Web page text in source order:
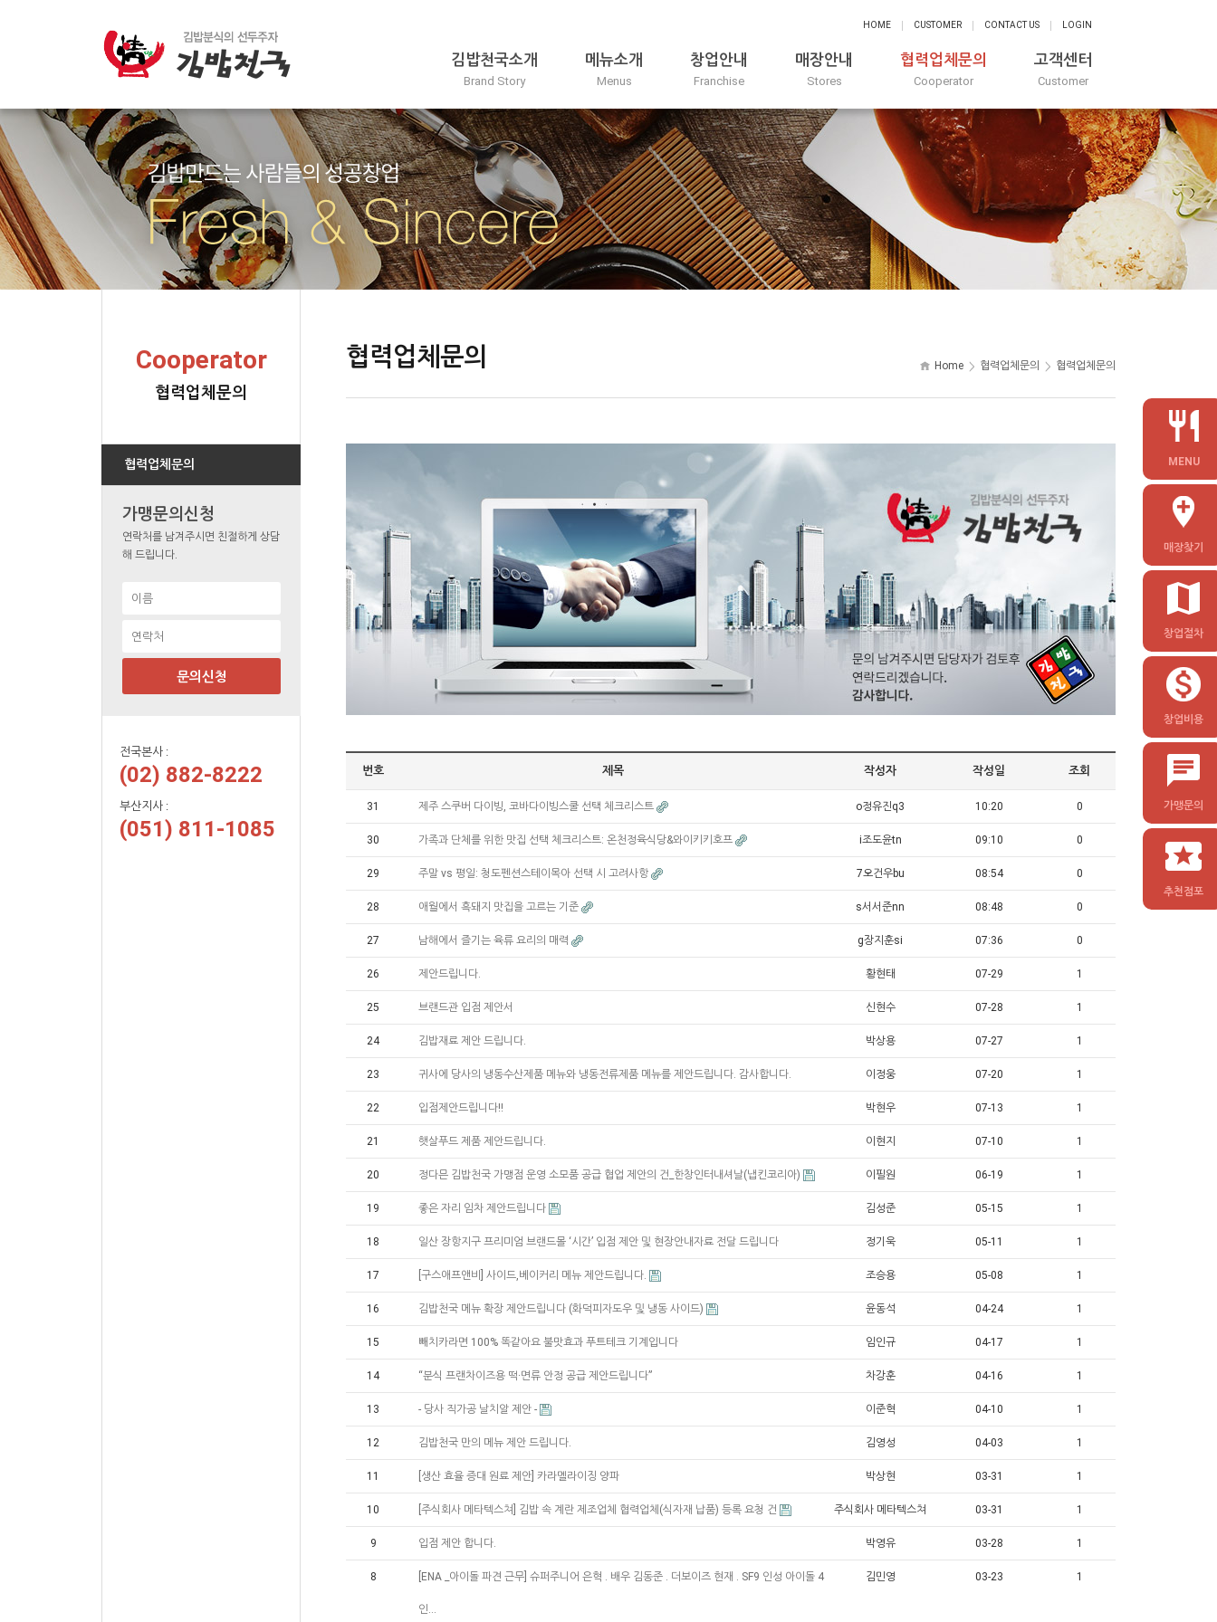
HOME CUSTOMER CONTACT US LOGIN
김밥천국소개
Brand Story
메뉴소개
Menus
창업안내
Franchise
매장안내
Stores
협력업체문의
Cooperator
고객센터
Customer
Cooperator
협력업체문의
협력업체문의
가맹문의신청
연락처를 남겨주시면 친절하게 상담
해 드립니다.
문의신청
전국본사 :
(02) 882-8222
부산지사 :
(051) 811-1085
협력업체문의 Home 협력업체문의 협력업체문의
번호 제목 작성자 작성일 조회
31 제주 스쿠버 다이빙, 코바다이빙스쿨 선택 체크리스트 o정유진q3 10:20 0
30 가족과 단체를 위한 맛집 선택 체크리스트: 온천정육식당&와이키키호프 i조도윤tn 09:10 0
29 주말 vs 평일: 청도펜션스테이목아 선택 시 고려사항 7오건우bu 08:54 0
28 애월에서 흑돼지 맛집을 고르는 기준 s서서준nn 08:48 0
27 남해에서 즐기는 육류 요리의 매력 g장지훈si 07:36 0
26 제안드립니다. 황현태 07-29 1
25 브랜드관 입점 제안서 신현수 07-28 1
24 김밥재료 제안 드립니다. 박상용 07-27 1
23 귀사에 당사의 냉동수산제품 메뉴와 냉동전류제품 메뉴를 제안드립니다. 감사합니다. 이정웅 07-20 1
22 입점제안드립니다!! 박현우 07-13 1
21 햇살푸드 제품 제안드립니다. 이현지 07-10 1
20 정다믄 김밥천국 가맹점 운영 소모품 공급 협업 제안의 건_한창인터내셔날(냅킨코리아) 이필원 06-19 1
19 좋은 자리 임차 제안드립니다 김성준 05-15 1
18 일산 장항지구 프리미엄 브랜드몰 ‘시간’ 입점 제안 및 현장안내자료 전달 드립니다 정기욱 05-11 1
17 [구스애프앤비] 사이드,베이커리 메뉴 제안드립니다. 조승용 05-08 1
16 김밥천국 메뉴 확장 제안드립니다 (화덕피자도우 및 냉동 사이드) 윤동석 04-24 1
15 빼치카라면 100% 똑같아요 불맛효과 푸트테크 기계입니다 임인규 04-17 1
14 “분식 프랜차이즈용 떡·면류 안정 공급 제안드립니다” 차강훈 04-16 1
13 - 당사 직가공 날치알 제안 - 이준혁 04-10 1
12 김밥천국 만의 메뉴 제안 드립니다. 김영성 04-03 1
11 [생산 효율 증대 원료 제안] 카라멜라이징 양파 박상현 03-31 1
10 [주식회사 메타텍스쳐] 김밥 속 계란 제조업체 협력업체(식자재 납품) 등록 요청 건 주식회사 메타텍스쳐 03-31 1
9 입점 제안 합니다. 박영유 03-28 1
8 [ENA _아이돌 파견 근무] 슈퍼주니어 은혁 . 배우 김동준 . 더보이즈 현재 . SF9 인성 아이돌 4
인…
김민영 03-23 1
MENU
매장찾기
창업절차
창업비용
가맹문의
추천점포